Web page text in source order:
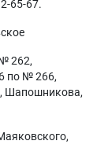
65-67.
262,
по № 266,
Шапошникова,